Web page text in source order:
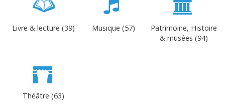
Livre & lecture (39) Musique (57)
Patrimoine, Histoire
& musées (94)
Théâtre (63)